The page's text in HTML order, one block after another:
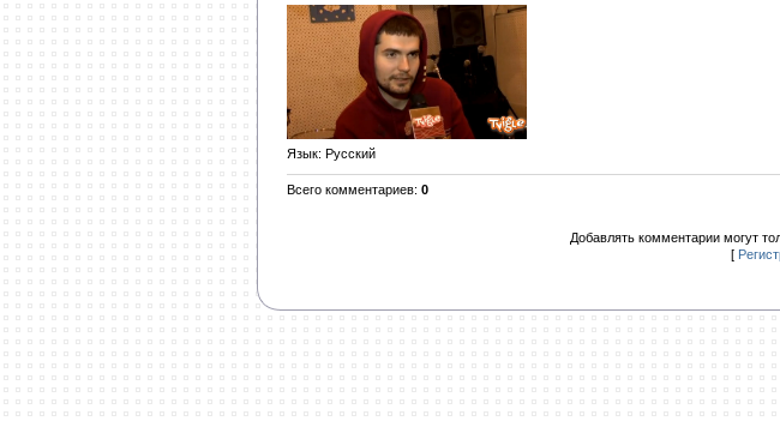
Язык: Русский
Всего комментариев: 0
Добавлять комментарии могут
[